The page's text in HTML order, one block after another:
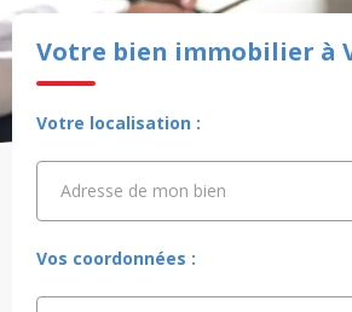
Votre bien immobilier à
Votre localisation :
Adresse de mon bien
Adresse de mon bien
Vos coordonnées :